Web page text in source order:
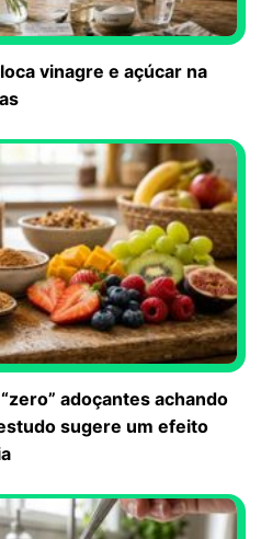
vinagre e açúcar na
adoçantes achando
sugere um efeito